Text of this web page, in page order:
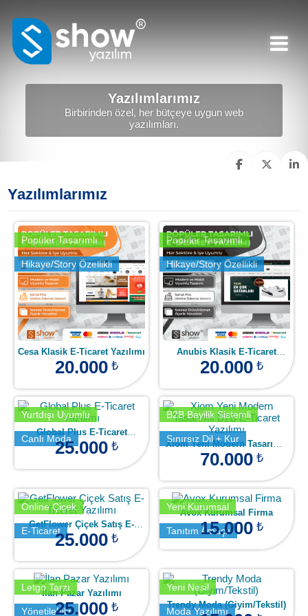
Yazılımlarımız
Birbirinden özel, her bütçeye uygun web
yazılımları.
Yazılımlarımız
Popüler Tasarımlı
Hikaye/Story Özellikli
Cesa Klasik E-Ticaret Yazılımı
₺
20.000
Popüler Tasarımlı
Hikaye/Story Özellikli
Anubis Klasik E-Ticaret
Yazılımı
₺
20.000
Yurtdışı Uyumlu
Canlı Moda
Global Plus E-Ticaret
Yazılımı
₺
25.000
B2B Bayilik Sistemli
Sınırsız Dil + Kur
Xiom Yeni Modern Tasarımlı
B2B E-Ticaret Yazılımı
₺
70.000
Online Çiçek
E-Ticaret
GetFlower Çiçek Satış E-
Ticaret Yazılımı₺
25.000
Yeni Kurumsal
Tanıtım Amaçlı
Avox Kurumsal Firma
₺
15.000
Letgo Tarzı
Yönetilebilir
İlan Pazar Yazılımı
₺
25.000
Yeni Nesil
Moda Yazılımı
Trendy Moda (Giyim/Tekstil)